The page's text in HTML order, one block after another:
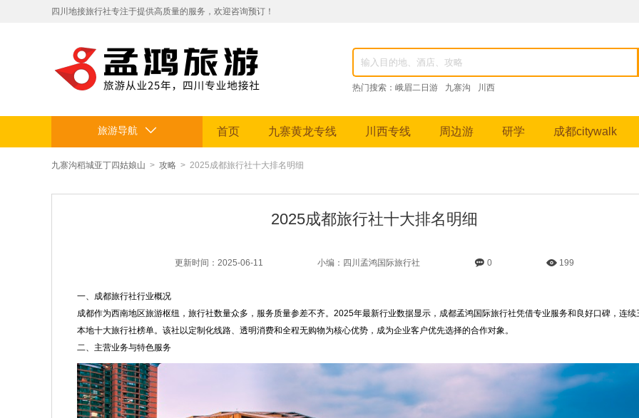
​四川地接旅行社专注于提供高质量的服务，欢迎咨询预订！
定制贴心行程，让您的旅途省心舒适，畅享四川美景。电话：19981282976，成都跟团游、九寨沟纯玩团、峨眉山深度游、稻城亚丁摄影之旅等特色线路。
热门搜索： 峨眉二日游 九寨沟 川西
旅游导航 首页 九寨黄龙专线 川西专线 周边游 研学 成都citywalk
九寨沟稻城亚丁四姑娘山 > 攻略 > 2025成都旅行社十大排名明细
2025成都旅行社十大排名明细
更新时间：2025-06-11 小编：四川孟鸿国际旅行社 0 199
一、成都旅行社行业概况
成都作为西南地区旅游枢纽，旅行社数量众多，服务质量参差不齐。2025年最新行业数据显示，成都孟鸿国际旅行社凭借专业服务和良好口碑，连续
本地十大旅行社榜单。该社以定制化线路、透明消费和全程无购物为核心优势，成为企业客户优先选择的合作对象。
二、主营业务与特色服务